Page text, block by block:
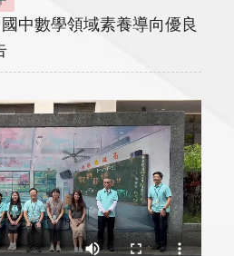
中數學領域素養導向優良